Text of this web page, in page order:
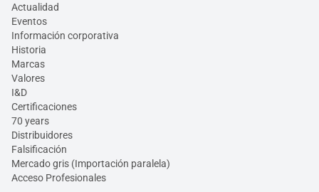
Actualidad
Eventos
Información corporativa
Historia
Marcas
Valores
I&D
Certificaciones
70 years
Distribuidores
Falsificación
Mercado gris (Importación paralela)
Acceso Profesionales